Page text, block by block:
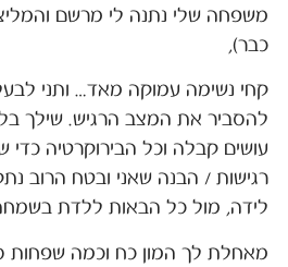
משפחה שלי נתנה לי מרשם
כבר),
קחי נשימה עמוקה מאד… ותני
להסביר את המצב הרגיש. שילך
עושים קבלה וכל הבירוקרטיה
רגישות / הבנה שאני ובטח הרוב
לידה, מול כל הבאות ללדת
מאחלת לך המון כח וכמה שפחות